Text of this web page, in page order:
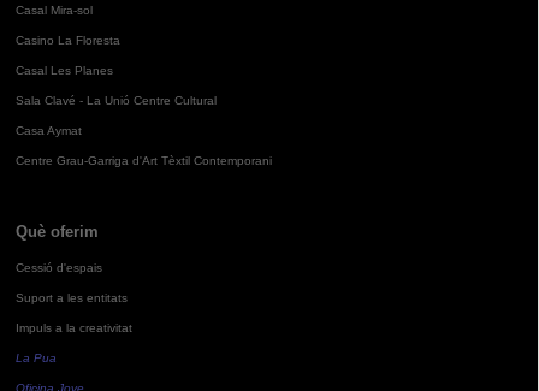
Casal Mira-sol
Casino La Floresta
Casal Les Planes
Sala Clavé - La Unió Centre Cultural
Casa Aymat
Centre Grau-Garriga d'Art Tèxtil Contemporani
Què oferim
Cessió d'espais
Suport a les entitats
Impuls a la creativitat
La Pua
Oficina Jove